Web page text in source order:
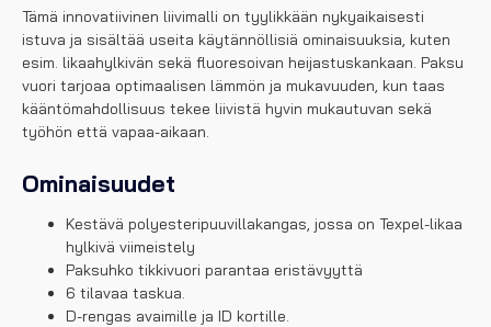
Tämä innovatiivinen liivimalli on tyylikkään nykyaikaisesti
istuva ja sisältää useita käytännöllisiä ominaisuuksia, kuten
esim. likaahylkivän sekä fluoresoivan heijastuskankaan. Paksu
vuori tarjoaa optimaalisen lämmön ja mukavuuden, kun taas
kääntömahdollisuus tekee liivistä hyvin mukautuvan sekä
työhön että vapaa-aikaan.
Ominaisuudet
Kestävä polyesteripuuvillakangas, jossa on Texpel-likaa
hylkivä viimeistely
Paksuhko tikkivuori parantaa eristävyyttä
6 tilavaa taskua.
D-rengas avaimille ja ID kortille.